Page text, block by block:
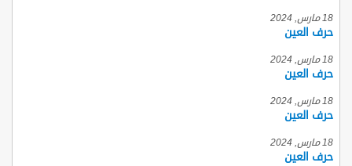
18 مارس, 2024
حرف العين
18 مارس, 2024
حرف العين
18 مارس, 2024
حرف العين
18 مارس, 2024
حرف العين